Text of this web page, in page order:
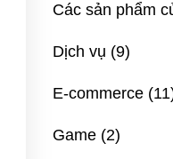
Các sản phẩm
Dịch vụ (9)
E-commerce
Game (2)